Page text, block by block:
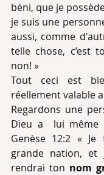
béni, que je
je suis une
aussi, comme
telle chose, c’est
non! »
Tout ceci est
réellement valable
Regardons une
Dieu a  lui même
Genèse 12:2 «
grande nation, et
rendrai ton nom